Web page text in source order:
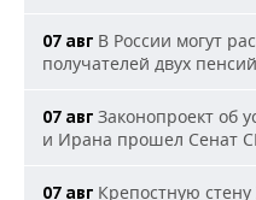
07 авг В России могут
получателей двух пенсий
07 авг Законопроект об
и Ирана прошел Сенат
07 авг Крепостную